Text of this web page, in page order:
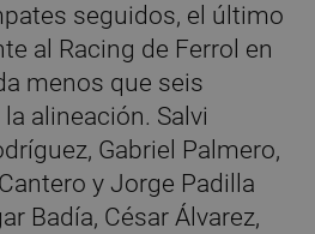
seguidos, el último
al Racing de Ferrol en
menos que seis
alineación. Salvi
Gabriel Palmero,
y Jorge Padilla
Badía, César Álvarez,